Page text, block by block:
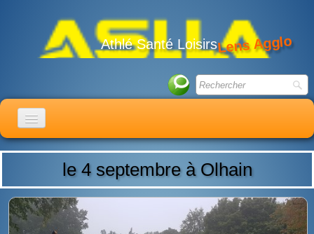
Athlé Santé LoisirsLens Agglo
ACCUEIL
LE CLUB
ACTIVITÉS
ACTUALITÉS
le 4 septembre à Olhain